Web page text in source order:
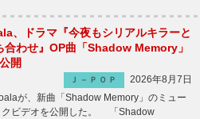
、ドラマ『今夜もシリアルキラーと
合わせ』OP曲「Shadow Memory」
開
Ｊ－ＰＯＰ
2026年8月7日
が、新曲「Shadow Memory」のミュー
クビデオを公開した。 「Shadow